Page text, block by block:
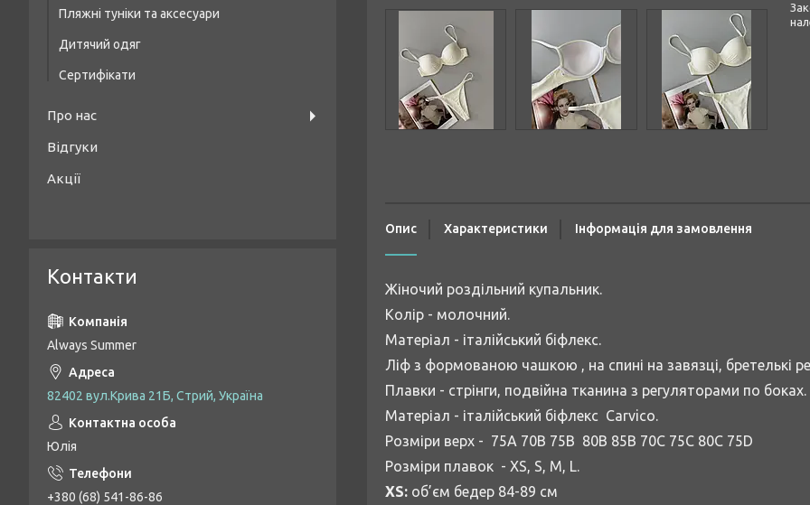
Законом не передбачено повернення та обмін даного товару
Опис Характеристики Інформація для замовлення
Жіночий роздільний купальник.
Колір - молочний.
Матеріал - італійський біфлекс.
Ліф з формованою чашкою , на спині на завязці, бретелькі
Плавки - стрінги, подвійна тканина з регуляторами по боках.
Матеріал - італійський біфлекс Carvico.
Розміри верх - 75A 70B 75B 80B 85B 70C 75C 80C 75D
Розміри плавок - XS, S, M, L.
XS: об’єм бедер 84-89 см
Пляжні туніки та аксесуари
Дитячий одяг
Сертифікати
Про нас
Відгуки
Акції
Контакти
Always Summer
82402 вул.Крива 21Б, Стрий, Україна
Юлія
+380 (68) 541-86-86